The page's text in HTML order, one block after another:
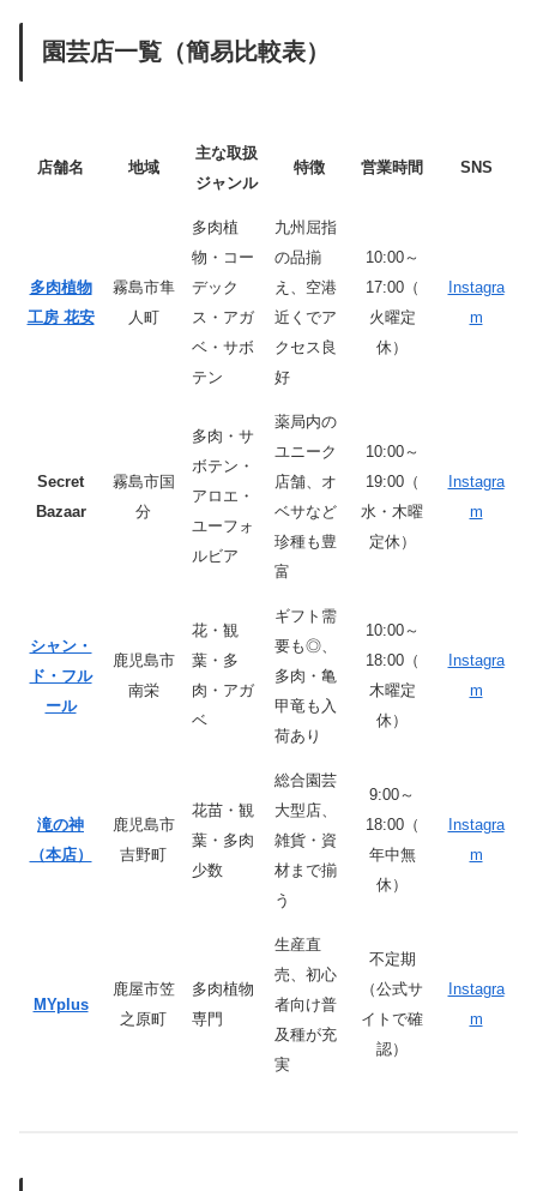
園芸店一覧（簡易比較表）
店舗名 地域
主な取扱
ジャンル
特徴 営業時間 SNS
多肉植物
工房 花安
霧島市隼
人町
多肉植
物・コー
デック
ス・アガ
ベ・サボ
テン
九州屈指
の品揃
え、空港
近くでア
クセス良
好
10:00～
17:00（
火曜定
休）
Instagra
m
Secret
Bazaar
霧島市国
分
多肉・サ
ボテン・
アロエ・
ユーフォ
ルビア
薬局内の
ユニーク
店舗、オ
ベサなど
珍種も豊
富
10:00～
19:00（
水・木曜
定休）
Instagra
m
シャン・
ド・フル
ール
鹿児島市
南栄
花・観
葉・多
肉・アガ
ベ
ギフト需
要も◎、
多肉・亀
甲竜も入
荷あり
10:00～
18:00（
木曜定
休）
Instagra
m
滝の神
（本店）
鹿児島市
吉野町
花苗・観
葉・多肉
少数
総合園芸
大型店、
雑貨・資
材まで揃
う
9:00～
18:00（
年中無
休）
Instagra
m
MYplus
鹿屋市笠
之原町
多肉植物
専門
生産直
売、初心
者向け普
及種が充
実
不定期
（公式サ
イトで確
認）
Instagra
m